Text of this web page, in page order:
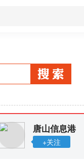
唐山信息港
+关注